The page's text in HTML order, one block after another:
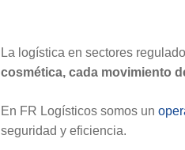
La logística en sectores
cosmética, cada movimiento
En FR Logísticos somos un
seguridad y eficiencia.